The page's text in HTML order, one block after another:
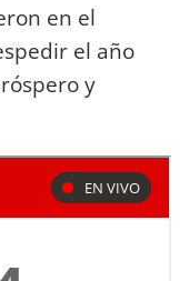
en el
el año
y